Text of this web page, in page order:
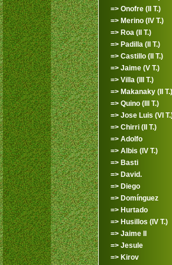
=> Onofre (II T.)
=> Merino (IV T.)
=> Roa (II T.)
=> Padilla (II T.)
=> Castillo (II T.)
=> Jaime (V T.)
=> Villa (III T.)
=> Makanaky (II T.)
=> Quino (III T.)
=> Jose Luis (VI
=> Chirri (II T.)
=> Adolfo
=> Albis (IV T.)
=> Basti
=> David.
=> Diego
=> Domínguez
=> Hurtado
=> Husillos (IV T.)
=> Jaime II
=> Jesule
=> Kirov